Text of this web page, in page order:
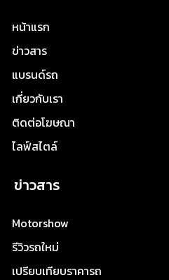
หน้าแรก
ข่าวสาร
แบรนด์รถ
เกี่ยวกับเรา
ติดต่อโฆษณา
ไลฟ์สไตล์
ข่าวสาร
Motorshow
รีวิวรถใหม่
เปรียบเทียบราคารถ